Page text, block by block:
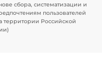
сбора, систематизации и
пользователей
территории Российской